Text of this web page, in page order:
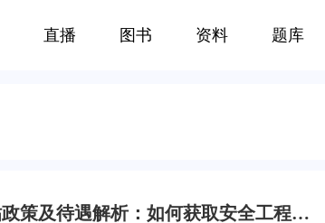
直播 图书 资料 题库
初级注册安全工程师补贴政策及待遇解析：如何获取安全工程师补贴及其影响因素。